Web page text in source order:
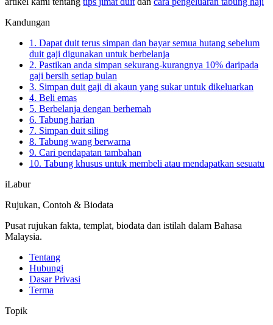
Kandungan
1. Dapat duit terus simpan dan bayar semua hutang sebelum
duit gaji digunakan untuk berbelanja
2. Pastikan anda simpan sekurang-kurangnya 10% daripada
gaji bersih setiap bulan
3. Simpan duit gaji di akaun yang sukar untuk dikeluarkan
4. Beli emas
5. Berbelanja dengan berhemah
6. Tabung harian
7. Simpan duit siling
8. Tabung wang berwarna
9. Cari pendapatan tambahan
10. Tabung khusus untuk membeli atau mendapatkan sesuatu
iLabur
Rujukan, Contoh & Biodata
Pusat rujukan fakta, templat, biodata dan istilah dalam Bahasa
Malaysia.
Tentang
Hubungi
Dasar Privasi
Terma
Topik